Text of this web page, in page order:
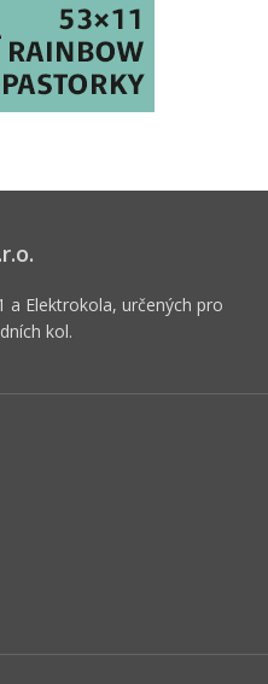
a Elektrokola, určených pro
kol.